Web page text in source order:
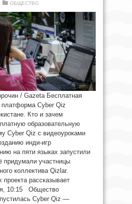
ОБЩЕСТВО
/ Gazeta Бесплатная
платформа Cyber Qiz
Кто и зачем
образовательную
Cyber Qiz с видеоуроками
инди-игр
на пяти языках запустили
придумали участницы
коллектива Qizlar.
рассказывает
10:15 Общество
Cyber Qiz —